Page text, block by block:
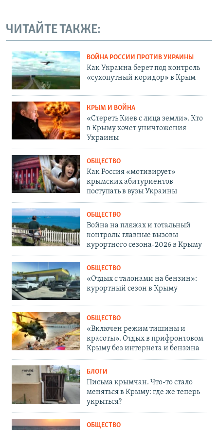
ЧИТАЙТЕ ТАКЖЕ:
ВОЙНА РОССИИ ПРОТИВ УКРАИНЫ
Как Украина берет под контроль
«сухопутный коридор» в Крым
КРЫМ И ВОЙНА
«Стереть Киев с лица земли». Кто
в Крыму хочет уничтожения
Украины
ОБЩЕСТВО
Как Россия «мотивирует»
крымских абитуриентов
поступать в вузы Украины
ОБЩЕСТВО
Война на пляжах и тотальный
контроль: главные вызовы
курортного сезона-2026 в Крыму
ОБЩЕСТВО
«Отдых с талонами на бензин»:
курортный сезон в Крыму
ОБЩЕСТВО
«Включен режим тишины и
красоты». Отдых в прифронтовом
Крыму без интернета и бензина
БЛОГИ
Письма крымчан. Что-то стало
меняться в Крыму: где же теперь
укрыться?
ОБЩЕСТВО